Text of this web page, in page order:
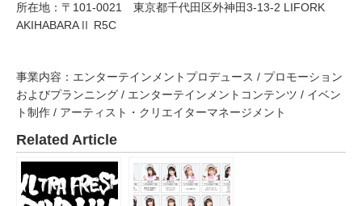
所在地：〒101-0021 東京都千代田区外神田3-13-2 LIFORK
AKIHABARAⅡ R5C
事業内容：エンターテインメントプロデュース / プロモーション
およびプランニング / エンターテインメントコンテンツ / イベン
ト制作 / アーティスト・クリエイターマネージメント
Related Article